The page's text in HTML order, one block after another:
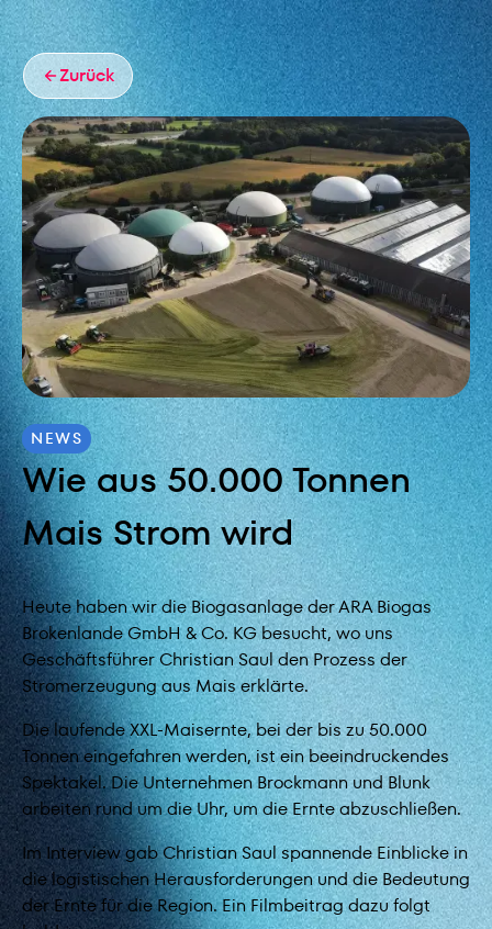
NEWS
Wie aus 50.000 Tonnen
Mais Strom wird
Heute haben wir die Biogasanlage der ARA Biogas
Brokenlande GmbH & Co. KG besucht, wo uns
Geschäftsführer Christian Saul den Prozess der
Stromerzeugung aus Mais erklärte.
Die laufende XXL-Maisernte, bei der bis zu 50.000
Tonnen eingefahren werden, ist ein beeindruckendes
Spektakel. Die Unternehmen Brockmann und Blunk
arbeiten rund um die Uhr, um die Ernte abzuschließen.
Im Interview gab Christian Saul spannende Einblicke in
die logistischen Herausforderungen und die Bedeutung
der Ernte für die Region. Ein Filmbeitrag dazu folgt
Zurück